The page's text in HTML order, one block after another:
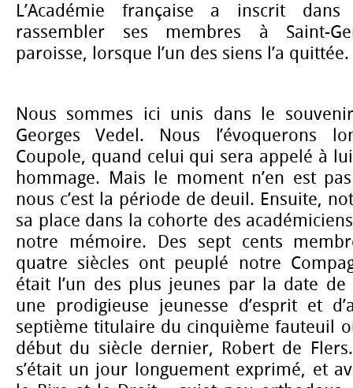
L’Académie française a inscrit
rassembler ses membres à Saint-
paroisse, lorsque l’un des siens l’a quittée.
Nous sommes ici unis dans le
Georges Vedel. Nous l’évoquerons
Coupole, quand celui qui sera appelé à
hommage. Mais le moment n’en est
nous c’est la période de deuil. Ensuite,
sa place dans la cohorte des
notre mémoire. Des sept cents
quatre siècles ont peuplé notre
était l’un des plus jeunes par la date
une prodigieuse jeunesse d’esprit et
septième titulaire du cinquième fauteuil
début du siècle dernier, Robert de
s’était un jour longuement exprimé, et